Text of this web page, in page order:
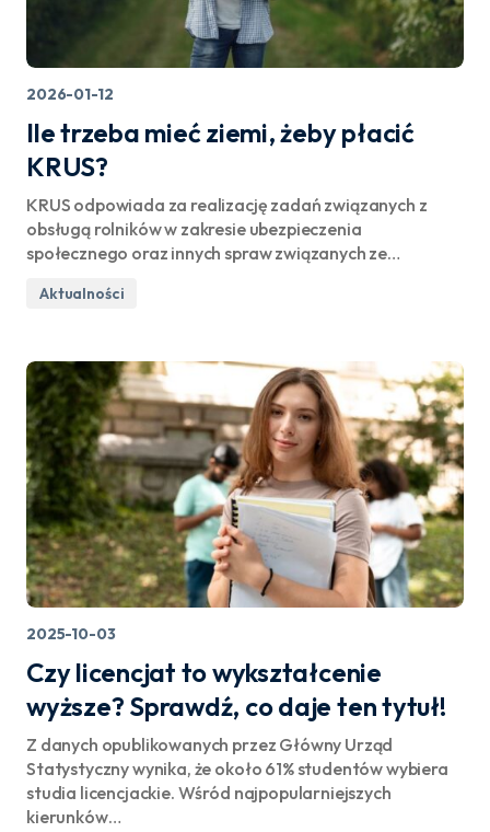
2026-01-12
Ile trzeba mieć ziemi, żeby płacić
KRUS?
KRUS odpowiada za realizację zadań związanych z
obsługą rolników w zakresie ubezpieczenia
społecznego oraz innych spraw związanych ze…
Aktualności
2025-10-03
Czy licencjat to wykształcenie
wyższe? Sprawdź, co daje ten tytuł!
Z danych opublikowanych przez Główny Urząd
Statystyczny wynika, że około 61% studentów wybiera
studia licencjackie. Wśród najpopularniejszych
kierunków…